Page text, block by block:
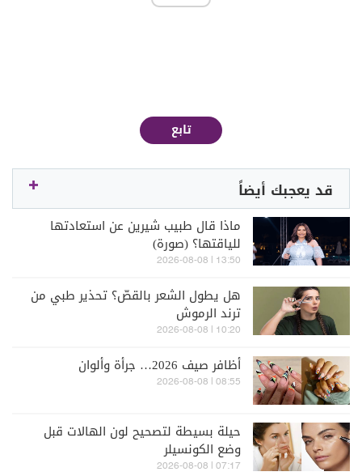
تابع
قد يعجبك أيضاً
ماذا قال طبيب شيرين عن استعادتها
للياقتها؟ (صورة)
13:50 | 2026-08-08
هل يطول الشعر بالقصّ؟ تحذير طبي من
ترند الرموش
10:20 | 2026-08-08
أظافر صيف 2026… جرأة وألوان
08:55 | 2026-08-08
حيلة بسيطة لتصحيح لون الهالات قبل
وضع الكونسيلر
07:17 | 2026-08-08